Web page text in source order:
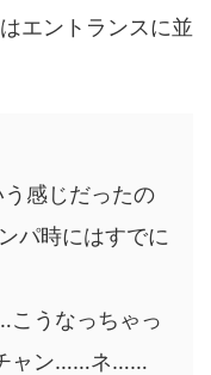
エントランスに並
感じだったの
パ時にはすでに
うなっちゃっ
ャン……ネ……